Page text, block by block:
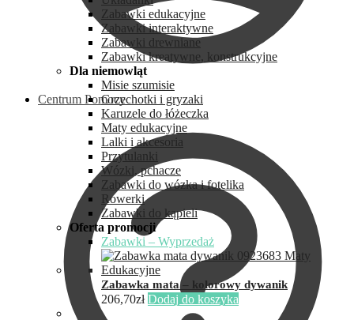
Centrum Pomocy
Zabawki edukacyjne
Zabawki interaktywne
Zabawki drewniane
Zabawki kreatywne, konstrukcyjne
Dla niemowląt
Misie szumisie
Grzechotki i gryzaki
Karuzele do łóżeczka
Maty edukacyjne
Lalki i akcesoria
Przytulanki
Wózki, pchacze
Zabawki do wózka i fotelika
Rowerki
Zabawki do kąpieli
Oferta promocji
Zabawki – Wyprzedaż
Zabawka mata – kolorowy dywanik
206,70zł Dodaj do koszyka